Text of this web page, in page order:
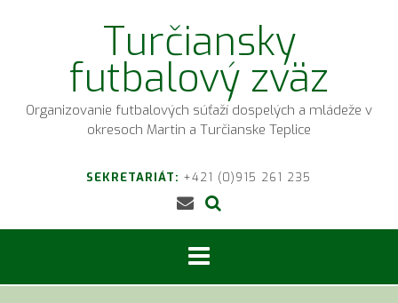
Turčiansky
futbalový zväz
Organizovanie futbalových súťaží dospelých a mládeže v
okresoch Martin a Turčianske Teplice
SEKRETARIÁT: +421 (0)915 261 235